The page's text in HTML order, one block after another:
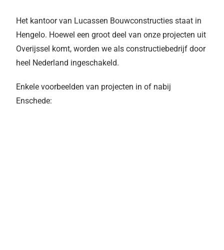
Het kantoor van Lucassen Bouwconstructies staat in
Hengelo. Hoewel een groot deel van onze projecten uit
Overijssel komt, worden we als constructiebedrijf door
heel Nederland ingeschakeld.
Enkele voorbeelden van projecten in of nabij
Enschede: